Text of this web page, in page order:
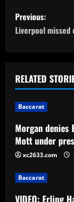
P
o
t
n
a
v
i
g
Previous:
Liverpool missed
RELATED
Baccarat
Morgan
Mott under
xc2633.com
Baccarat
VIDEO: Erling